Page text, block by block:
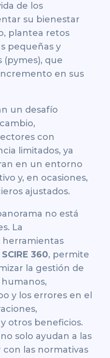
de los
su bienestar
plantea retos
pequeñas y
(pymes), que
en sus
un desafío
con
limitados, ya
en un entorno
y, en ocasiones,
ajustados.
no está
La
SCIRE 360, permite
la gestión de
y los errores en el
otros beneficios.
solo ayudan a las
las normativas